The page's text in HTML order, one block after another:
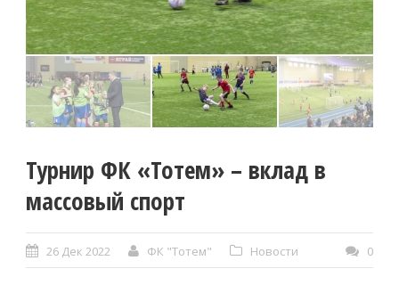
Турнир ФК «Тотем» – вклад в
массовый спорт
26 Дек 2022 ФК "Тотем" Новости 0